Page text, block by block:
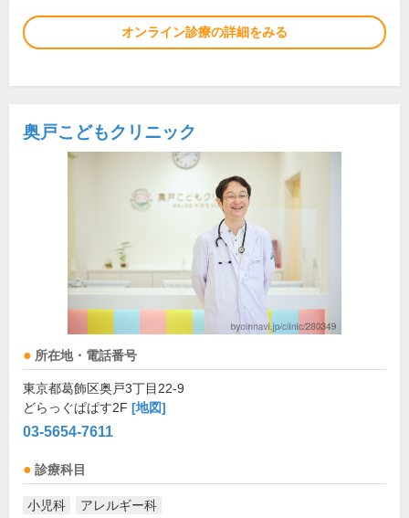
オンライン診療の詳細をみる
奥戸こどもクリニック
所在地・電話番号
東京都葛飾区奥戸3丁目22-9
どらっぐぱぱす2F [地図]
03-5654-7611
診療科目
小児科 アレルギー科